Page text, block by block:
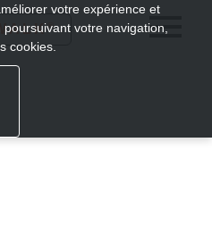
®
votre expérience et
votre navigation,
cookies.